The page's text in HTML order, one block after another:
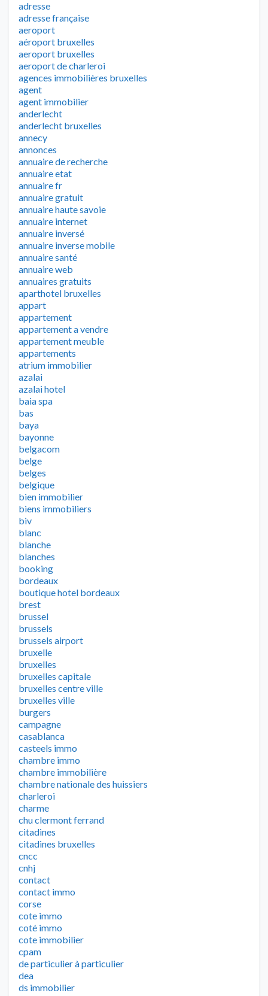
adresse
adresse française
aeroport
aéroport bruxelles
aeroport bruxelles
aeroport de charleroi
agences immobilières bruxelles
agent
agent immobilier
anderlecht
anderlecht bruxelles
annecy
annonces
annuaire de recherche
annuaire etat
annuaire fr
annuaire gratuit
annuaire haute savoie
annuaire internet
annuaire inversé
annuaire inverse mobile
annuaire santé
annuaire web
annuaires gratuits
aparthotel bruxelles
appart
appartement
appartement a vendre
appartement meuble
appartements
atrium immobilier
azalai
azalai hotel
baia spa
bas
baya
bayonne
belgacom
belge
belges
belgique
bien immobilier
biens immobiliers
biv
blanc
blanche
blanches
booking
bordeaux
boutique hotel bordeaux
brest
brussel
brussels
brussels airport
bruxelle
bruxelles
bruxelles capitale
bruxelles centre ville
bruxelles ville
burgers
campagne
casablanca
casteels immo
chambre immo
chambre immobilière
chambre nationale des huissiers
charleroi
charme
chu clermont ferrand
citadines
citadines bruxelles
cncc
cnhj
contact
contact immo
corse
cote immo
coté immo
cote immobilier
cpam
de particulier à particulier
dea
ds immobilier